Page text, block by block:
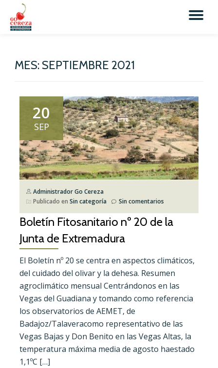
Skip
MES: SEPTIEMBRE 2021
20
SEP
Administrador Go Cereza
Publicado en Sin categoría Sin comentarios
Boletín Fitosanitario nº 20 de la
Junta de Extremadura
El Boletín nº 20 se centra en aspectos climáticos,
del cuidado del olivar y la dehesa. Resumen
agroclimático mensual Centrándonos en las
Vegas del Guadiana y tomando como referencia
los observatorios de AEMET, de
Badajoz/Talaveracomo representativo de las
Vegas Bajas y Don Benito en las Vegas Altas, la
temperatura máxima media de agosto haestado
1,1ºC […]